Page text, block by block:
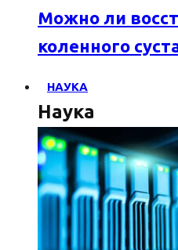
Можно ли
коленного
НАУКА
Наука